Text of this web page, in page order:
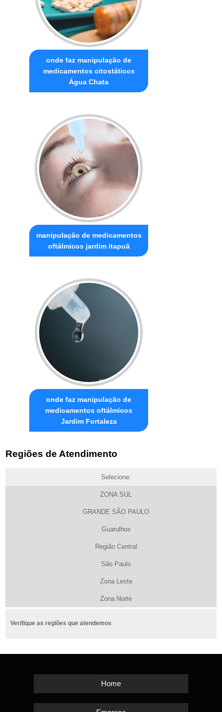
onde faz manipulação de
medicamentos citostáticos
Água Chata
manipulação de medicamentos
oftálmicos jardim itapuã
onde faz manipulação de
medicamentos oftálmicos
Jardim Fortaleza
Regiões de Atendimento
Selecione:
ZONA SUL
GRANDE SÃO PAULO
Guarulhos
Região Central
São Paulo
Zona Leste
Zona Norte
Verifique as regiões que atendemos
Home